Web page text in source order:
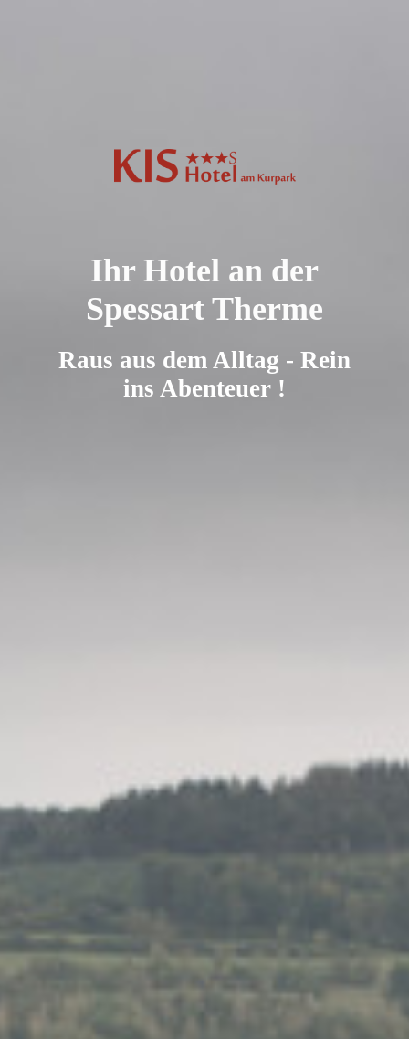
Ihr Hotel an der
Spessart Therme
Raus aus dem Alltag - Rein
ins Abenteuer !